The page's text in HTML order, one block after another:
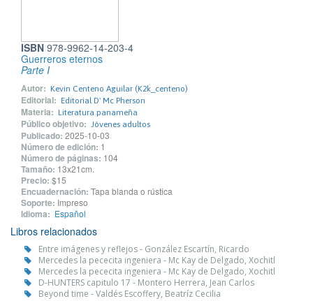
ISBN 978-9962-14-203-4
Guerreros eternos
Parte I
Autor: Kevin Centeno Aguilar (K2k_centeno)
Editorial: Editorial D' Mc Pherson
Materia: Literatura panameña
Público objetivo: Jóvenes adultos
Publicado: 2025-10-03
Número de edición: 1
Número de páginas: 104
Tamaño: 13x21cm.
Precio: $15
Encuadernación: Tapa blanda o rústica
Soporte: Impreso
Idioma: Español
Libros relacionados
Entre imágenes y reflejos - González Escartín, Ricardo
Mercedes la pececita ingeniera - Mc Kay de Delgado, Xochitl
Mercedes la pececita ingeniera - Mc Kay de Delgado, Xochitl
D-HUNTERS capitulo 17 - Montero Herrera, Jean Carlos
Beyond time - Valdés Escoffery, Beatríz Cecilia